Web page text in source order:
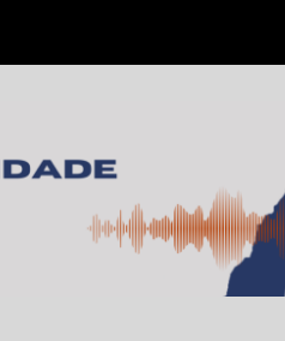
HNSD se manifesta após